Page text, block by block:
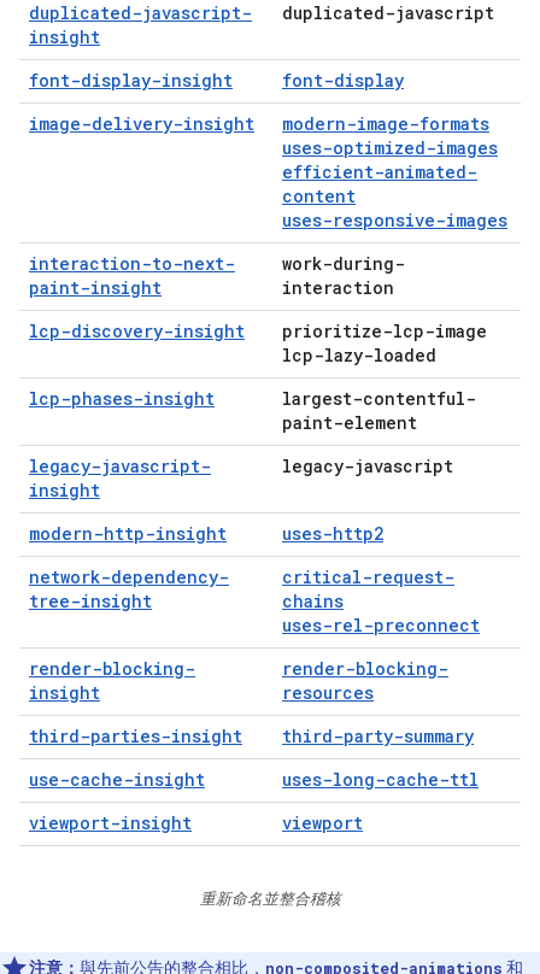
duplicated-javascript-
insight
duplicated-javascript
font-display-insight
font-display
image-delivery-insight
modern-image-formats
uses-optimized-images
efficient-animated-
content
uses-responsive-images
interaction-to-next-
paint-insight
work-during-
interaction
lcp-discovery-insight
prioritize-lcp-image
lcp-lazy-loaded
lcp-phases-insight
largest-contentful-
paint-element
legacy-javascript-
insight
legacy-javascript
modern-http-insight
uses-http2
network-dependency-
tree-insight
critical-request-
chains
uses-rel-preconnect
render-blocking-
insight
render-blocking-
resources
third-parties-insight
third-party-summary
use-cache-insight
uses-long-cache-ttl
viewport-insight
viewport
重新命名並整合稽核
注意： 與先前公告的整合相比， non-composited-animations 和